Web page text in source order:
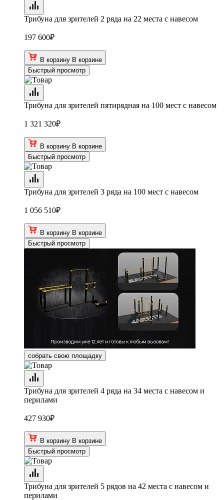
Трибуна для зрителей 2 ряда на 22 места с навесом
197 600₽
В корзину В корзине
Быстрый просмотр
Трибуна для зрителей пятирядная на 100 мест с навесом
1 321 320₽
В корзину В корзине
Быстрый просмотр
Трибуна для зрителей 3 ряда на 100 мест с навесом
1 056 510₽
В корзину В корзине
Быстрый просмотр
собрать свою площадку
Трибуна для зрителей 4 ряда на 34 места с навесом и
перилами
427 930₽
В корзину В корзине
Быстрый просмотр
Трибуна для зрителей 5 рядов на 42 места с навесом и
перилами